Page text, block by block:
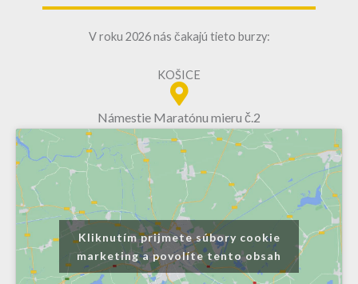
V roku 2026 nás čakajú tieto burzy:
KOŠICE
Námestie Maratónu mieru č.2
Kliknutím prijmete súbory cookie
marketing a povolíte tento obsah